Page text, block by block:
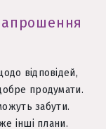
відповідей,
продумати.
забути.
інші плани.